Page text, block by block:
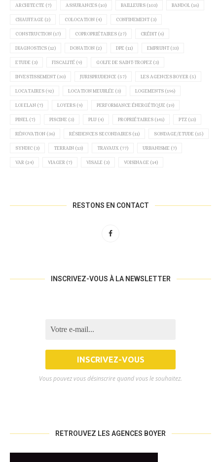
ARCHITECTE (7) ASSURANCES (10) BAILLEURS (103) BANDOL (16)
CHAUFFAGE (2) COLOCATION (4) CONFINEMENT (3)
CONSTRUCTION (17) COPROPRIÉTAIRES (27) CRÉDIT (6)
DIAGNOSTICS (12) DONATION (2) DPE (11) EMPRUNT (33)
ETUDE (3) FISCALITÉ (9) GOLFE DE SAINT-TROPEZ (3)
INVESTISSEMENT (30) JURISPRUDENCE (57) LES AGENCES BOYER (5)
LOCATAIRES (92) LOCATION MEUBLÉE (3) LOGEMENTS (196)
LOI ELAN (7) LOYERS (9) PERFORMANCE ÉNERGÉTIQUE (19)
PINEL (7) PISCINE (3) PLU (4) PROPRIÉTAIRES (141) PTZ (13)
RÉNOVATION (36) RÉSIDENCES SECONDAIRES (11) SONDAGE/ETUDE (15)
SYNDIC (3) TERRAIN (13) TRAVAUX (77) URBANISME (7)
VAR (24) VIAGER (7) VISALE (3) VOISINAGE (14)
RESTONS EN CONTACT
INSCRIVEZ-VOUS À LA NEWSLETTER
Vous pouvez vous désinscrire quand vous le souhaitez.
RETROUVEZ LES AGENCES BOYER